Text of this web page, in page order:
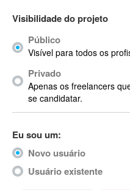
ACID Pro
ACPI
Acrobat
Acrobat X
Acronis
ACT
Actimize
ActionScript
ActionScript 3
Visibilidade do projeto
Público
Visível para todos os
Privado
Apenas os freelancers
se candidatar.
Eu sou um:
Novo usuário
Usuário existente